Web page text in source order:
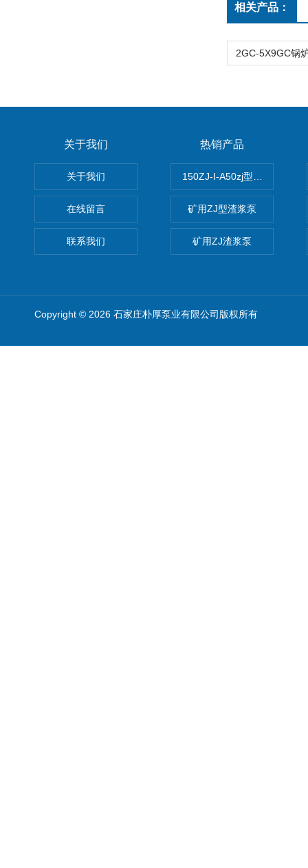
相关产品：
关于我们
关于我们
在线留言
联系我们
热销产品
150ZJ-I-A50zj型渣浆泵
矿用ZJ型渣浆泵
矿用ZJ渣浆泵
Copyright © 2026 石家庄朴厚泵业有限公司版权所有